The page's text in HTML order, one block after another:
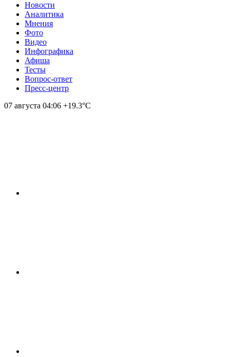
Новости
Аналитика
Мнения
Фото
Видео
Инфографика
Афиша
Тесты
Вопрос-ответ
Пресс-центр
07 августа 04:06 +19.3°С